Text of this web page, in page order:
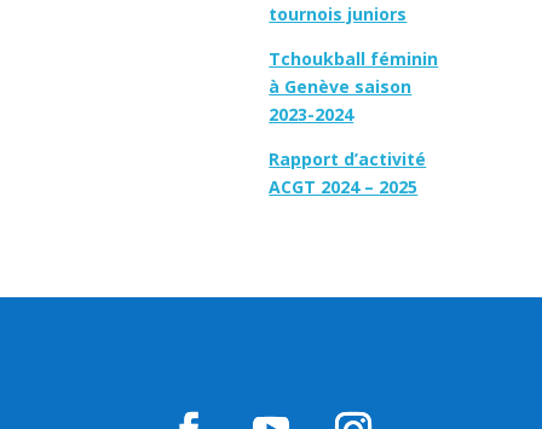
tournois juniors
Tchoukball féminin
à Genève saison
2023-2024
Rapport d’activité
ACGT 2024 – 2025